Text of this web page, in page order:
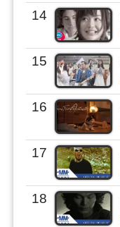
14
15
16
17
18